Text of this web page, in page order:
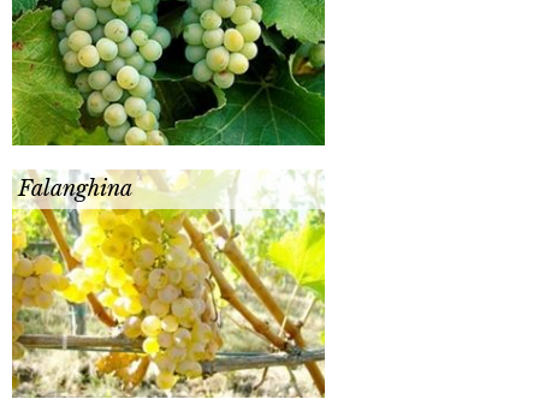
Falanghina